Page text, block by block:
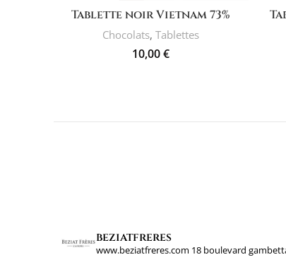
AJOUTER AU PANIER
Tablette noir Vietnam 73%
Chocolats,Tablettes
10,00€
beziatfreres
www.beziatfreres.com 18 boulevard